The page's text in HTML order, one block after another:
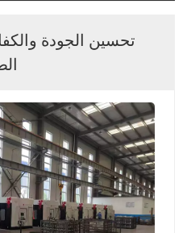
بالعربية
تحسين الجودة